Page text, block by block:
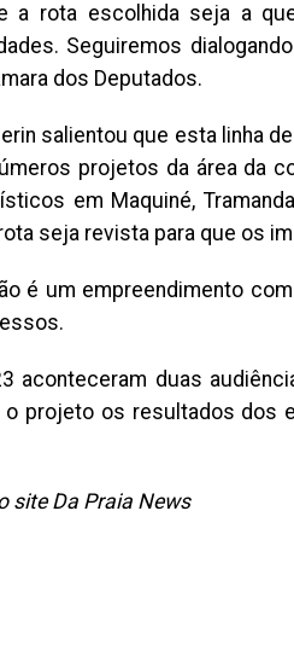
a rota escolhida seja a
Seguiremos
dos Deputados.
salientou que esta linha
projetos da área da
em Maquiné,
seja revista para que os
é um empreendimento
aconteceram duas
projeto os resultados dos
site Da Praia News